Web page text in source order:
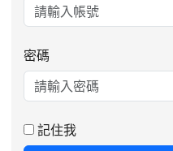
密碼
記住我
2026-08-06
公告115
楊梅區代表選手服裝領取
師甄選簡章